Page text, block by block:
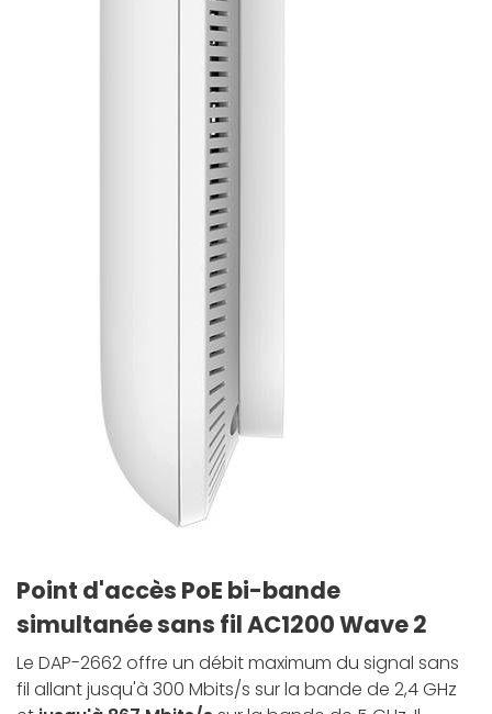
Point d'accès PoE bi-bande
simultanée sans fil AC1200 Wave 2
Le DAP-2662 offre un débit maximum du signal sans
fil allant jusqu'à 300 Mbits/s sur la bande de 2,4 GHz